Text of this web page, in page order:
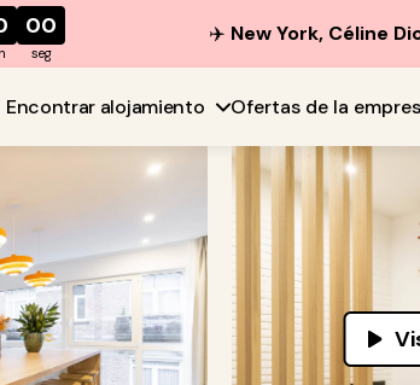
00
seg
✈️ New York, Céline
Encontrar alojamiento Ofertas de la